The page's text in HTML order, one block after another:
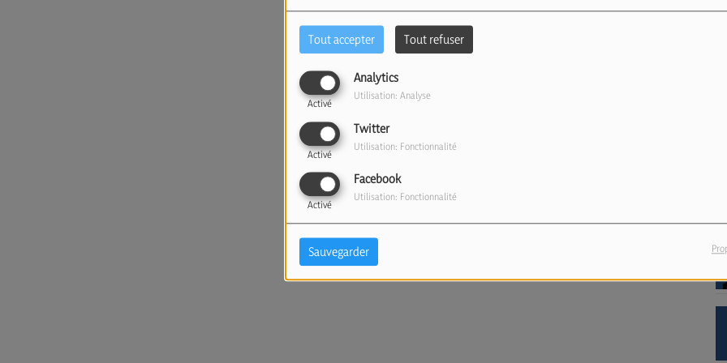
Tout accepter Tout refuser
Analytics
Activé
Utilisation: Analyse
Twitter
Activé
Utilisation: Fonctionnalité
Facebook
Activé
Utilisation: Fonctionnalité
Sauvegarder